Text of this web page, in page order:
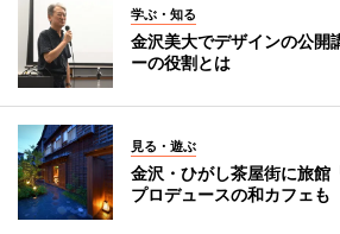
学ぶ・知る
金沢美大でデザインの公
ーの役割とは
見る・遊ぶ
金沢・ひがし茶屋街に旅
プロデュースの和カフェも